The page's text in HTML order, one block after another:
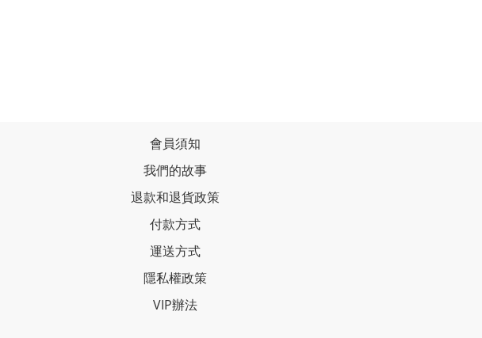
會員須知
我們的故事
退款和退貨政策
付款方式
運送方式
隱私權政策
VIP辦法